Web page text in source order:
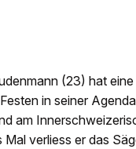
(23) hat
in seiner
am
verliess er das